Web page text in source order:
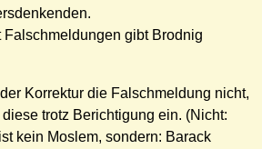
Falschmeldungen gibt Brodnig
Korrektur die Falschmeldung nicht,
trotz Berichtigung ein. (Nicht:
kein Moslem, sondern: Barack